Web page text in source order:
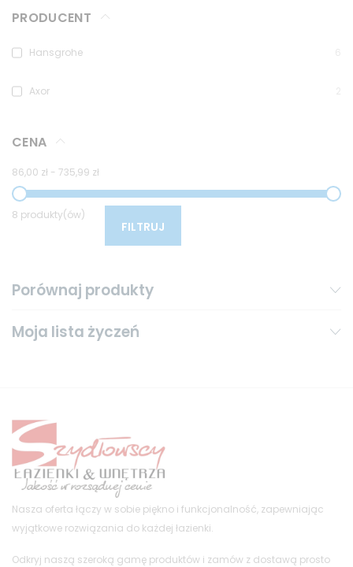
PRODUCENT
Hansgrohe
Axor
CENA
86,00 zł - 735,99 zł
8 produkty(ów)
FILTRUJ
Porównaj produkty
Moja lista życzeń
Nasza oferta łączy w sobie piękno i funkcjonalność, zapewniając
wyjątkowe rozwiązania do każdej łazienki.
Odkryj naszą szeroką gamę produktów i zamów z dostawą prosto